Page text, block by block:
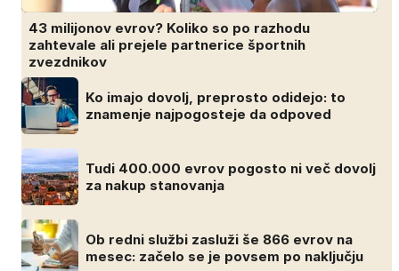
43 milijonov evrov? Koliko so po razhodu
zahtevale ali prejele partnerice športnih
zvezdnikov
Ko imajo dovolj, preprosto odidejo: to
znamenje najpogosteje da odpoved
Tudi 400.000 evrov pogosto ni več dovolj
za nakup stanovanja
Ob redni službi zasluži še 866 evrov na
mesec: začelo se je povsem po naključju